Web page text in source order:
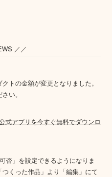
／／
トの金額が変更となりました。
い。
式アプリを今すぐ無料でダウンロ
否」を設定できるようになりま
くった作品」より「編集」にて